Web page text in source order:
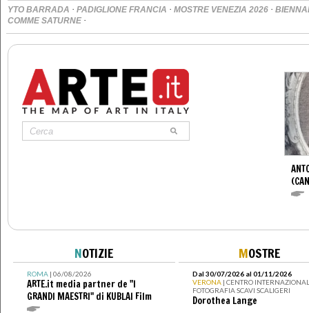
YTO BARRADA · PADIGLIONE FRANCIA · MOSTRE VENEZIA 2026 ·
COMME SATURNE ·
NOTIZIE
ROMA| 06/08/2026
ARTE.it media partner de "I
GRANDI MAESTRI" di KUBLAI Film
MOSTRE
Dal 30/07/2026 al 01/11/2026
VERONA | CENTRO
FOTOGRAFIA SCAVI SCALIGERI
Dorothea Lange